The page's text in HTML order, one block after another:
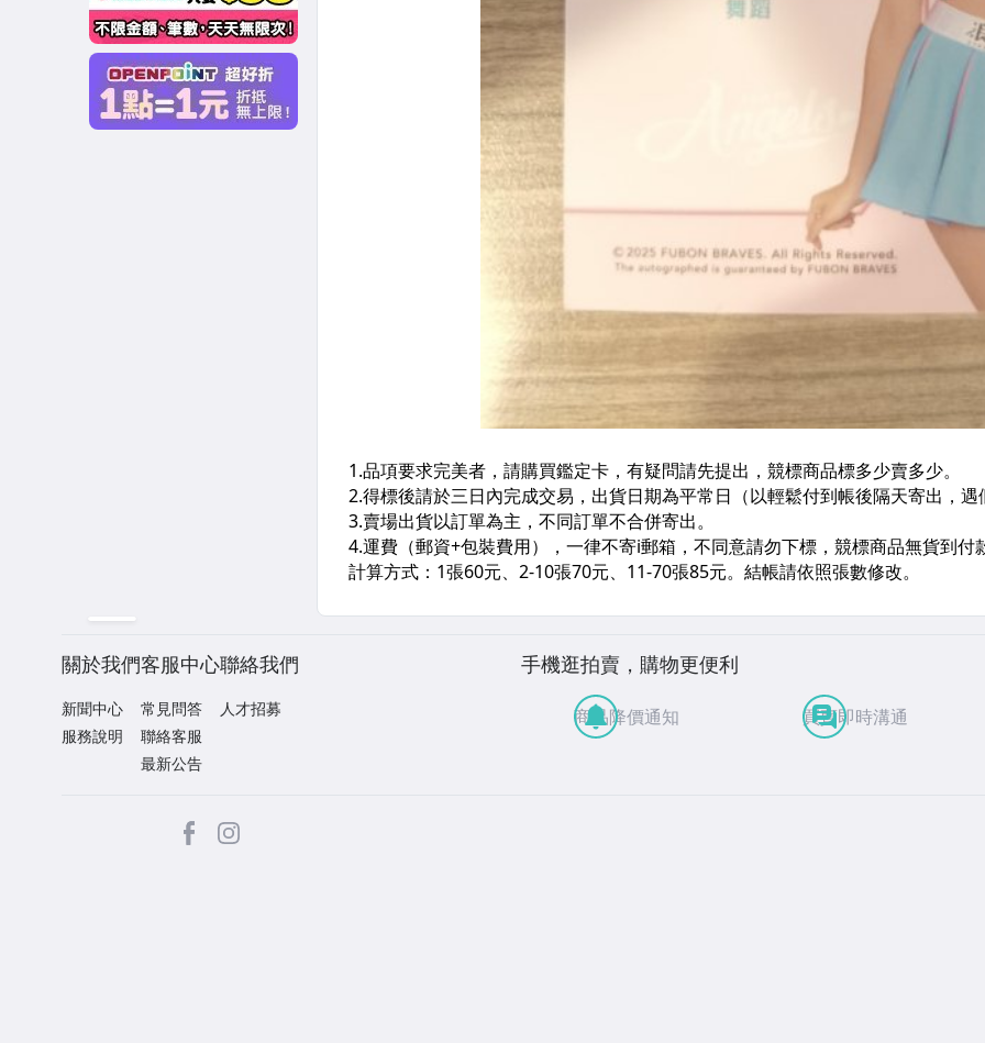
關於我們
新聞中心
服務說明
客服中心
常見問答
聯絡客服
最新公告
聯絡我們
人才招募
手機逛拍賣，購物更便利
商品降價通知 買賣即時溝通
facebook